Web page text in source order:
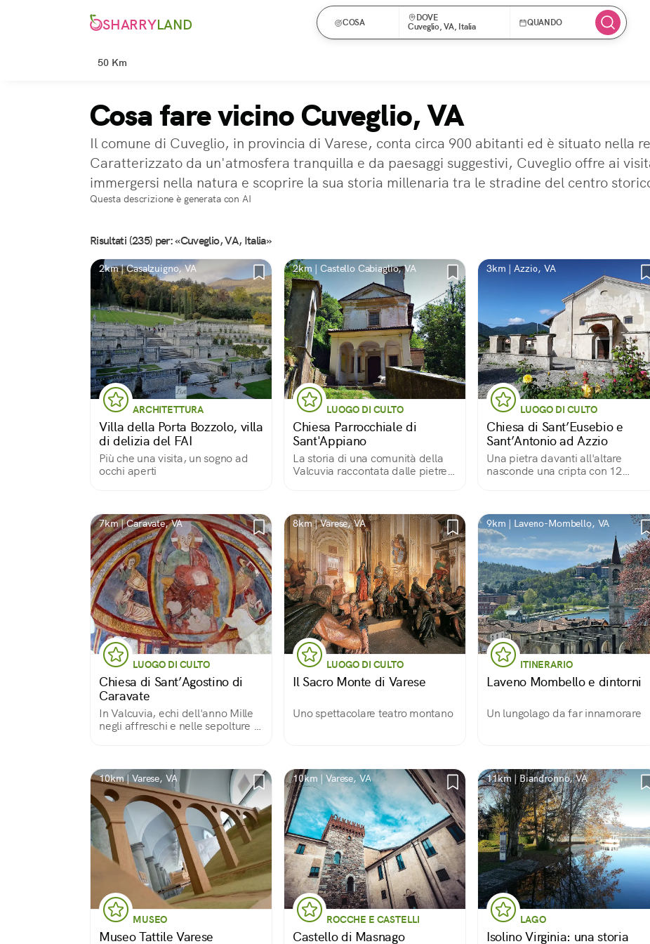
SHARRYLAND COSA
DOVE
Cuveglio, VA, Italia
QUANDO
50 Km
Cosa fare vicino Cuveglio, VA
Il comune di Cuveglio, in provincia di Varese, conta circa 900 abitanti ed è situato nella
Caratterizzato da un'atmosfera tranquilla e da paesaggi suggestivi, Cuveglio offre ai
immergersi nella natura e scoprire la sua storia millenaria tra le stradine del centro
Questa descrizione è generata con AI
Risultati (235) per: «Cuveglio, VA, Italia»
2km | Casalzuigno, VA
ARCHITETTURA
Villa della Porta Bozzolo, villa
di delizia del FAI
Più che una visita, un sogno ad
occhi aperti
2km | Castello Cabiaglio, VA
LUOGO DI CULTO
Chiesa Parrocchiale di
Sant'Appiano
La storia di una comunità della
Valcuvia raccontata dalle pietre e
3km | Azzio, VA
LUOGO DI CULTO
Chiesa di Sant’Eusebio e
Sant’Antonio ad Azzio
Una pietra davanti all'altare
nasconde una cripta con 12
7km | Caravate, VA
LUOGO DI CULTO
Chiesa di Sant’Agostino di
Caravate
In Valcuvia, echi dell'anno Mille
negli affreschi e nelle sepolture di
8km | Varese, VA
LUOGO DI CULTO
Il Sacro Monte di Varese
Uno spettacolare teatro montano
9km | Laveno-Mombello, VA
ITINERARIO
Laveno Mombello e dintorni
Un lungolago da far innamorare
10km | Varese, VA
MUSEO
Museo Tattile Varese
10km | Varese, VA
ROCCHE E CASTELLI
Castello di Masnago
11km | Biandronno, VA
LAGO
Isolino Virginia: una storia